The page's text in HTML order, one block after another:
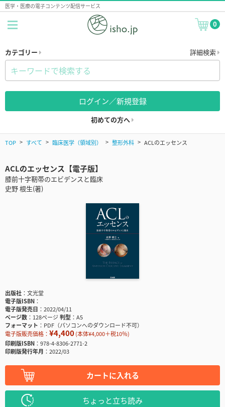
医学・医療の電子コンテンツ配信サービス
0
カテゴリー 詳細検索
ログイン／新規登録
初めての方へ
TOP すべて 臨床医学（領域別） 整形外科 ACLのエッセンス
ACLのエッセンス【電子版】
膝前十字靭帯のエビデンスと臨床
史野 根生(著)
出版社
文光堂
電子版ISBN
電子版発売日
2022/04/11
ページ数
128ページ判型
A5
フォーマット
PDF（パソコンへのダウンロード不可）
電子版販売価格： ¥4,400(本体¥4,000＋税10％)
印刷版ISBN
978-4-8306-2771-2
印刷版発行年月
2022/03
カートに入れる
ちょっと立ち読み